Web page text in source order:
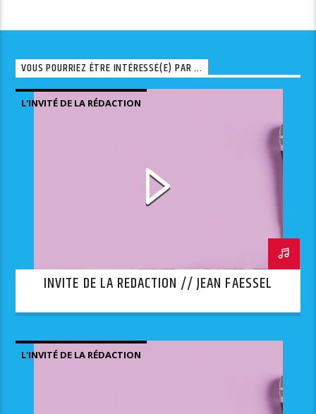
VOUS POURRIEZ ÊTRE INTÉRESSÉ(E) PAR ...
L'INVITÉ DE LA RÉDACTION
INVITE DE LA REDACTION // JEAN FAESSEL
L'INVITÉ DE LA RÉDACTION